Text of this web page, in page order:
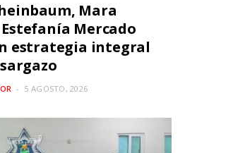
Mara
Estefanía Mercado
estrategia integral
5 AGOSTO, 2026